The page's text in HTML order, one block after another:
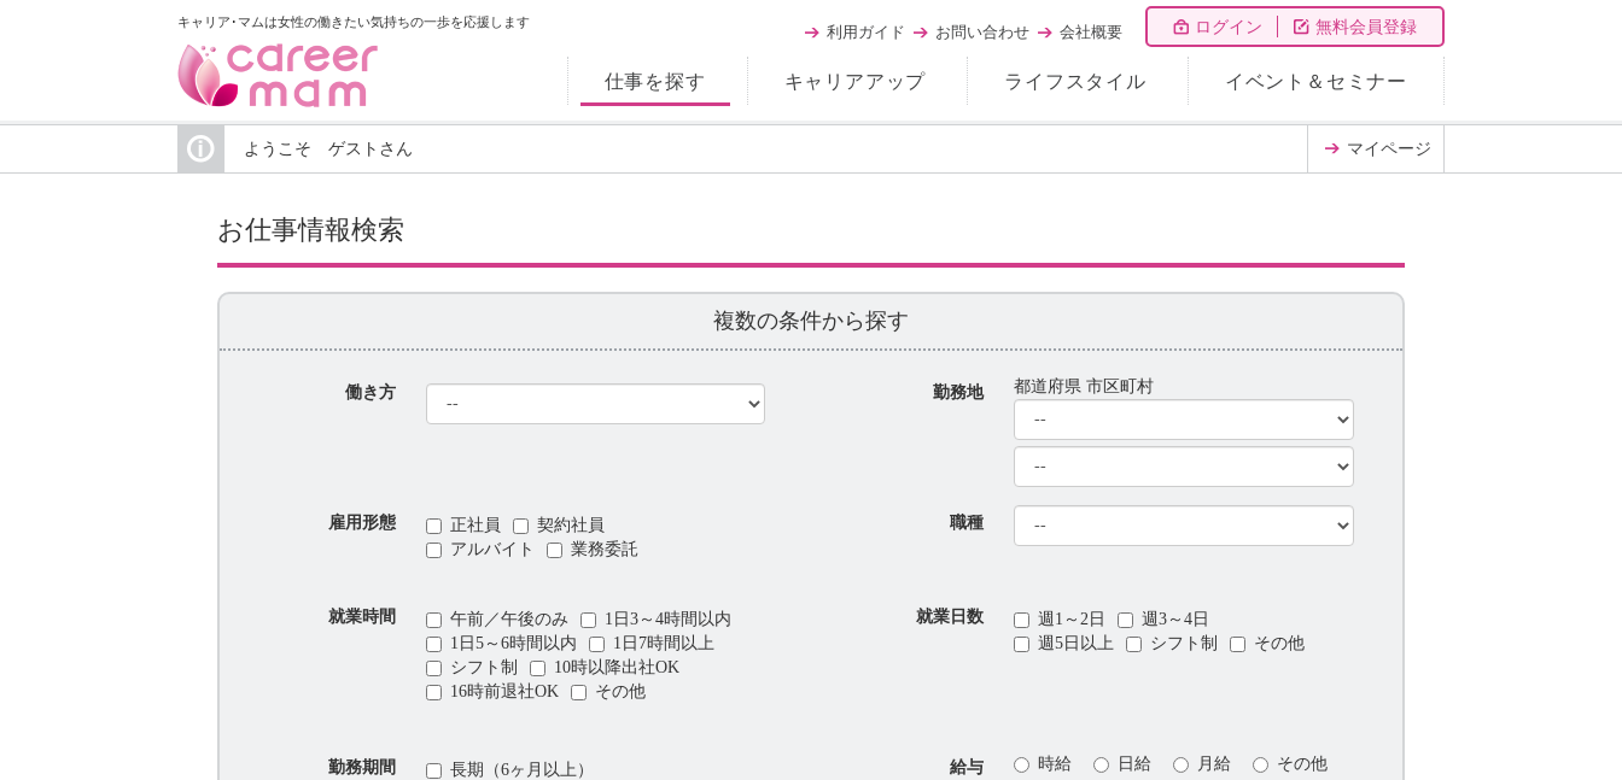
キャリア･マムは女性の働きたい気持ちの一歩を応援します ログイン 無料会員登録
仕事を探す キャリアアップ ライフスタイル イベント＆セミナー
利用ガイド お問い合わせ 会社概要
ようこそ ゲストさん マイページ
お仕事情報検索
複数の条件から探す
働き方 勤務地 都道府県市区町村
雇用形態 正社員
契約社員
アルバイト
業務委託
職種
就業時間 午前／午後のみ
1日3～4時間以内
1日5～6時間以内
1日7時間以上
シフト制
10時以降出社OK
16時前退社OK
その他
就業日数 週1～2日
週3～4日
週5日以上
シフト制 その他
勤務期間
長期（6ヶ月以上）
給与 時給 日給 月給 その他